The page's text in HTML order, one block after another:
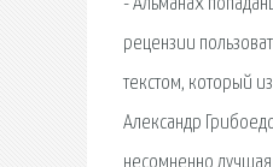
- Альманах
рецензии
текстом, который
Александр
несомненно